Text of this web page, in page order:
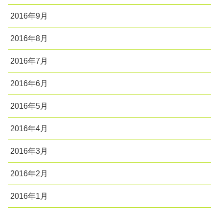
2016年9月
2016年8月
2016年7月
2016年6月
2016年5月
2016年4月
2016年3月
2016年2月
2016年1月